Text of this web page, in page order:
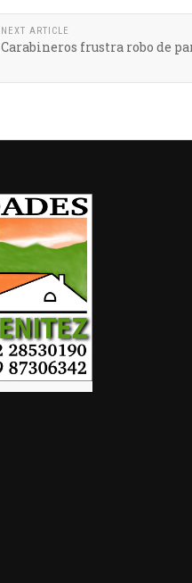
NEXT ARTICLE
Carabineros frustra robo de